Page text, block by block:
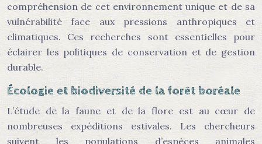
compréhension de cet environnement unique et de sa
vulnérabilité face aux pressions anthropiques et
climatiques. Ces recherches sont essentielles pour
éclairer les politiques de conservation et de gestion
durable.
Écologie et biodiversité de la forêt boréale
L’étude de la faune et de la flore est au cœur de
nombreuses expéditions estivales. Les chercheurs
suivent les populations d’espèces animales